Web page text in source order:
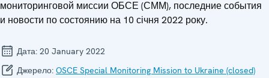
мониторинговой миссии ОБСЕ (СММ), последние события
и новости по состоянию на 10 січня 2022 року.
Дата: 20 January 2022
Джерело: OSCE Special Monitoring Mission to Ukraine (closed)